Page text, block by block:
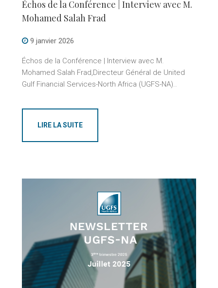
Échos de la Conférence | Interview avec M.
Mohamed Salah Frad
9 janvier 2026
Échos de la Conférence | Interview avec M.
Mohamed Salah Frad,Directeur Général de United
Gulf Financial Services-North Africa (UGFS-NA)..
LIRE LA SUITE